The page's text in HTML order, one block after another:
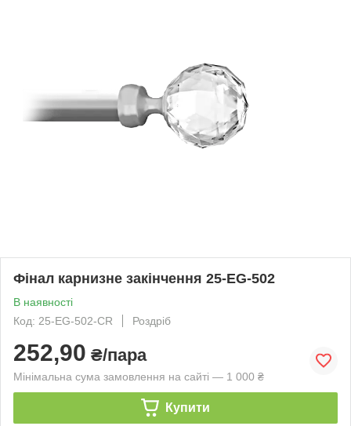
Фінал карнизне закінчення 25-EG-502
В наявності
Код: 25-EG-502-CR
Роздріб
252,90 ₴/пара
Мінімальна сума замовлення на сайті — 1 000 ₴
Купити